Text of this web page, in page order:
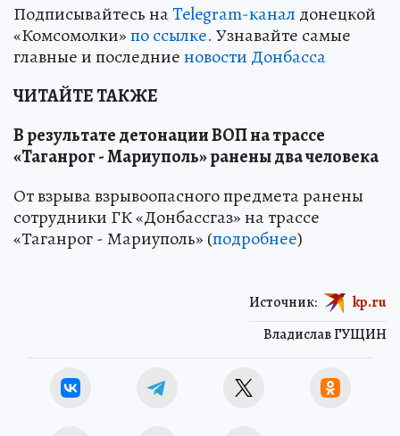
Подписывайтесь наTelegram-канал донецкой
«Комсомолки»по ссылке. Узнавайте самые
главные и последниеновости Донбасса
ЧИТАЙТЕ ТАКЖЕ
В результате детонации ВОП на трассе
«Таганрог - Мариуполь» ранены два человека
От взрыва взрывоопасного предмета ранены
сотрудники ГК «Донбассгаз» на трассе
«Таганрог - Мариуполь» (подробнее)
Владислав ГУЩИН
Источник: kp.ru